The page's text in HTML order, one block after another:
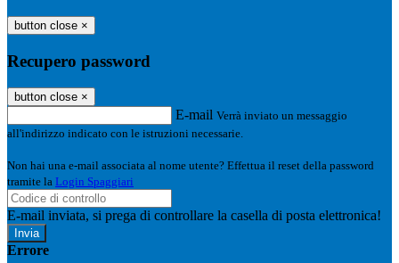
button close ×
Recupero password
button close ×
E-mail Verrà inviato un messaggio
all'indirizzo indicato con le istruzioni necessarie.
Non hai una e-mail associata al nome utente? Effettua il reset della password
tramite la Login Spaggiari
E-mail inviata, si prega di controllare la casella di posta elettronica!
Errore